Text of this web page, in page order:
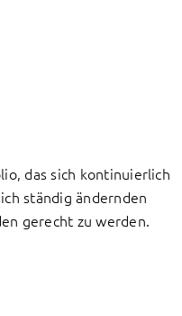
das sich kontinuierlich
ständig ändernden
gerecht zu werden.